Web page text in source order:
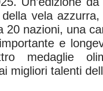
della vela
20 nazioni, una
e
medaglie
migliori talenti